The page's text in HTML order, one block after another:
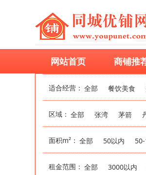
网站首页 商铺推
适合经营： 全部 餐饮美食
区域： 全部 张湾 茅箭
面积m²： 全部 50以内
租金范围： 全部 3000以内